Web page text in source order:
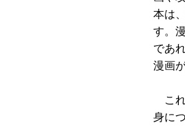
本は
す。
であ
漫画
こ
身に